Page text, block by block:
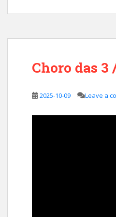
Choro das
2025-10-09 Leave a